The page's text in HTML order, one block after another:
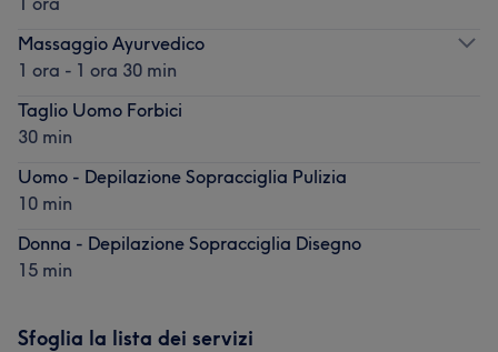
Massaggio Ayurvedico
1 ora - 1 ora 30 min
Taglio Uomo Forbici
30 min
Uomo - Depilazione Sopracciglia Pulizia
10 min
Donna - Depilazione Sopracciglia Disegno
15 min
Sfoglia la lista dei servizi